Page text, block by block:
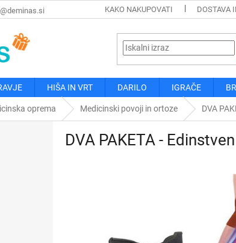
KAKO NAKUPOVATI DOSTAVA
HIŠA IN VRT DARILO IGRAČE
oprema Medicinski povoji in ortoze DVA
DVA PAKETA -